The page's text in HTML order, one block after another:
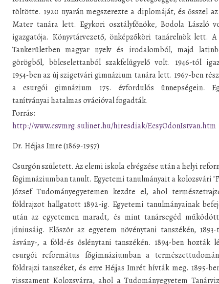
töltötte. 1920 nyarán megszerezte a diplomáját, és ősszel
Mater tanára lett. Egykori osztályfőnöke, Bodola László
igazgatója. Könyvtárvezető, önképzőköri tanárelnök lett. A
Tankerületben magyar nyelv és irodalomból, majd
görögből, bölcselettanból szakfelügyelő volt. 1946-tól
1954-ben az új szigetvári gimnázium tanára lett. 1967-ben
a csurgói gimnázium 175. évfordulós ünnepségein.
tanítványai hatalmas ovációval fogadták.
Forrás:
http://www.csvmrg.sulinet.hu/hiresdiak/EcsyOdonIstvan.htm
Dr. Héjjas Imre (1869-1957)
Csurgón született. Az elemi iskola elvégzése után a helyi
főgimnáziumban tanult. Egyetemi tanulmányait a kolozsvári
József Tudományegyetemen kezdte el, ahol
földrajzot hallgatott 1892-ig. Egyetemi tanulmányainak
után az egyetemen maradt, és mint tanársegéd
júniusáig. Először az egyetem növénytani tanszékén,
ásvány-, a föld-és őslénytani tanszékén. 1894-ben hozták
csurgói református főgimnáziumban a
földrajzi tanszéket, és erre Héjjas Imrét hívták meg. 1895-
visszament Kolozsvárra, ahol a Tudományegyetem